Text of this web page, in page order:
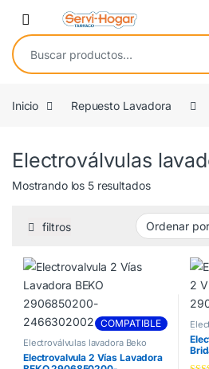
Saltar a navegación
saltar al contenido
Open
Buscar por:
Inicio Repuesto Lavadora
Electroválvulas
Mostrando los 5 resultadosOrdenado
filtros
COMPATIBLE
Electroválvulas lavadora Beko
Electrovalvula 2 Vías Lavadora